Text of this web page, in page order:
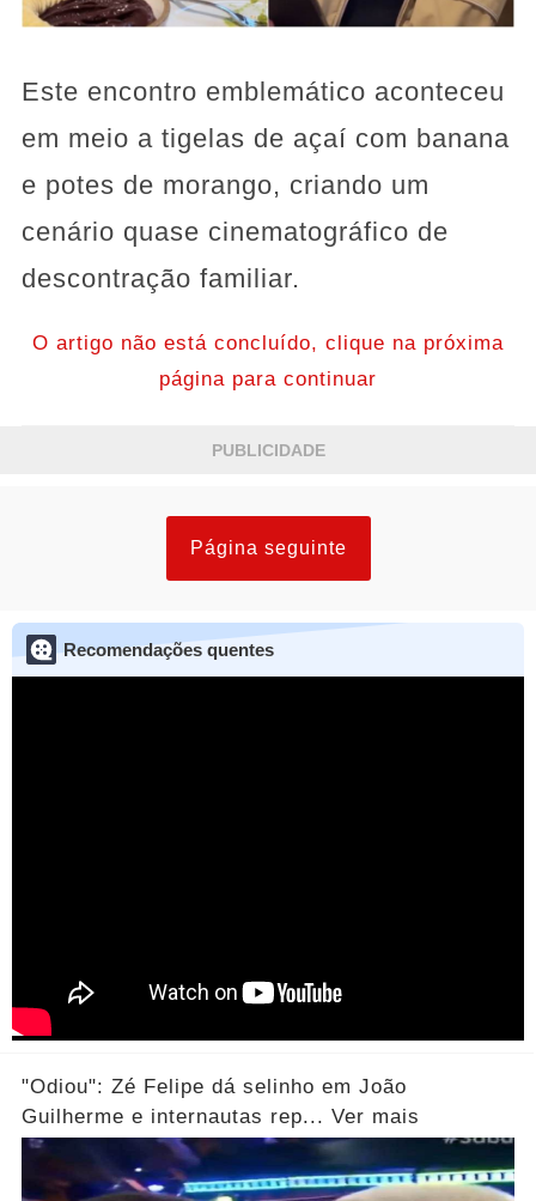
Este encontro emblemático aconteceu
em meio a tigelas de açaí com banana
e potes de morango, criando um
cenário quase cinematográfico de
descontração familiar.
O artigo não está concluído, clique na próxima
página para continuar
PUBLICIDADE
Página seguinte
Recomendações quentes
"Odiou": Zé Felipe dá selinho em João
Guilherme e internautas rep... Ver mais